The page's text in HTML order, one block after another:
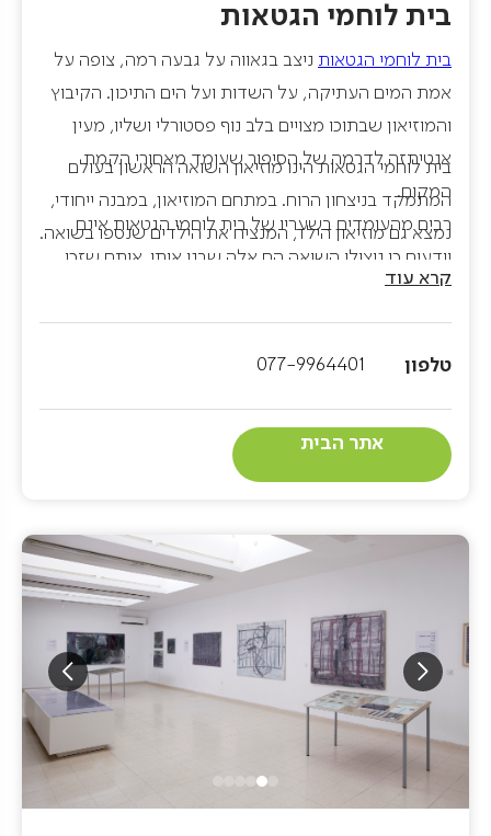
בית לוחמי הגטאות
בית לוחמי הגטאות ניצב בגאווה על גבעה רמה, צופה על
אמת המים העתיקה, על השדות ועל הים התיכון. הקיבוץ
והמוזיאון שבתוכו מצויים בלב נוף פסטורלי ושליו, מעין
אנטיתזה לדרמה של הסיפור שעומד מאחורי הקמת
המקום.
רבים מהעומדים בשעריו של בית לוחמי הגטאות אינם
יודעים כי ניצולי השואה הם אלה שבנו אותו. אותם שזכו
ועלו אחר כך למדינת ישראל, וחיו בצל האירוע הבלתי
נתפס של שואת יהודי אירופה, והם עשו זאת עוד לפני
שבנו את בתיהם שלהם בקיבוץ. יותר משחשובה הייתה
ושעמדו ולחמו כנגד כל הסיכויים, עד טיפת דמם
האחרונה.
בית לוחמי הגטאות הינו מוזיאון השואה הראשון בעולם
המתמקד בניצחון הרוח. במתחם המוזיאון, במבנה ייחודי,
נמצא גם מוזיאון הילד, המנציח את הילדים שנספו בשואה.
קרא עוד
טלפון 077-9964401
אתר הבית